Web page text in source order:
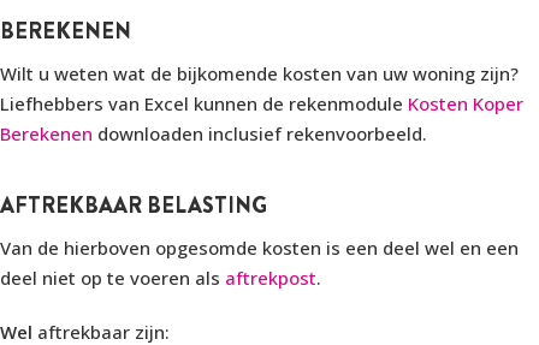
BEREKENEN
Wilt u weten wat de bijkomende kosten van uw woning zijn?
Liefhebbers van Excel kunnen de rekenmodule Kosten Koper
Berekenen downloaden inclusief rekenvoorbeeld.
AFTREKBAAR BELASTING
Van de hierboven opgesomde kosten is een deel wel en een
deel niet op te voeren als aftrekpost.
Wel aftrekbaar zijn: